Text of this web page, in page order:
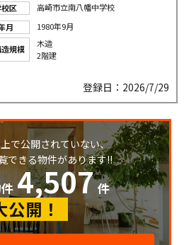
区
高崎市立南八幡中学校
月
1980年9月
規模
木造
2階建
登録日：2026/7/29
で公開されていない、
できる物件があります!!
4,507 件
公開！